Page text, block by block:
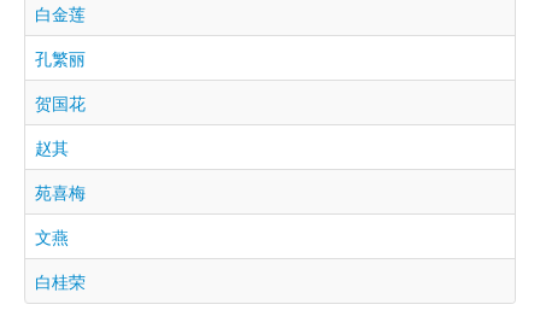
白金莲
孔繁丽
贺国花
赵其
苑喜梅
文燕
白桂荣